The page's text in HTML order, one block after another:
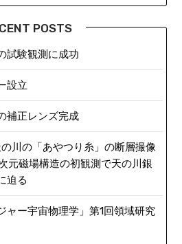
POSTS
試験観測に成功
設立
補正レンズ完成
川の「あやつり糸」の断層撮像
元磁場構造の初観測で天の川銀
迫る
ャー宇宙物理学」第1回領域研究